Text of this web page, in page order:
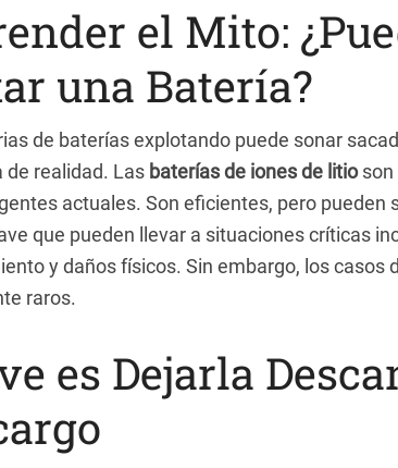
el Mito:
una Batería?
de baterías explotando puede sonar
de realidad. Las baterías de iones de litioson
actuales. Son eficientes, pero pueden
que pueden llevar a situaciones críticas
y daños físicos. Sin embargo, los casos
raros.
es Dejarla